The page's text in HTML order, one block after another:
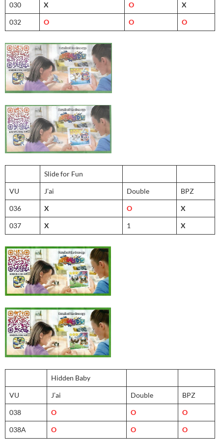
030 X O X
032 O O O
Slide for Fun
VU J’ai Double BPZ
036 X O X
037 X 1 X
Hidden Baby
VU J’ai Double BPZ
038 O O O
038A O O O